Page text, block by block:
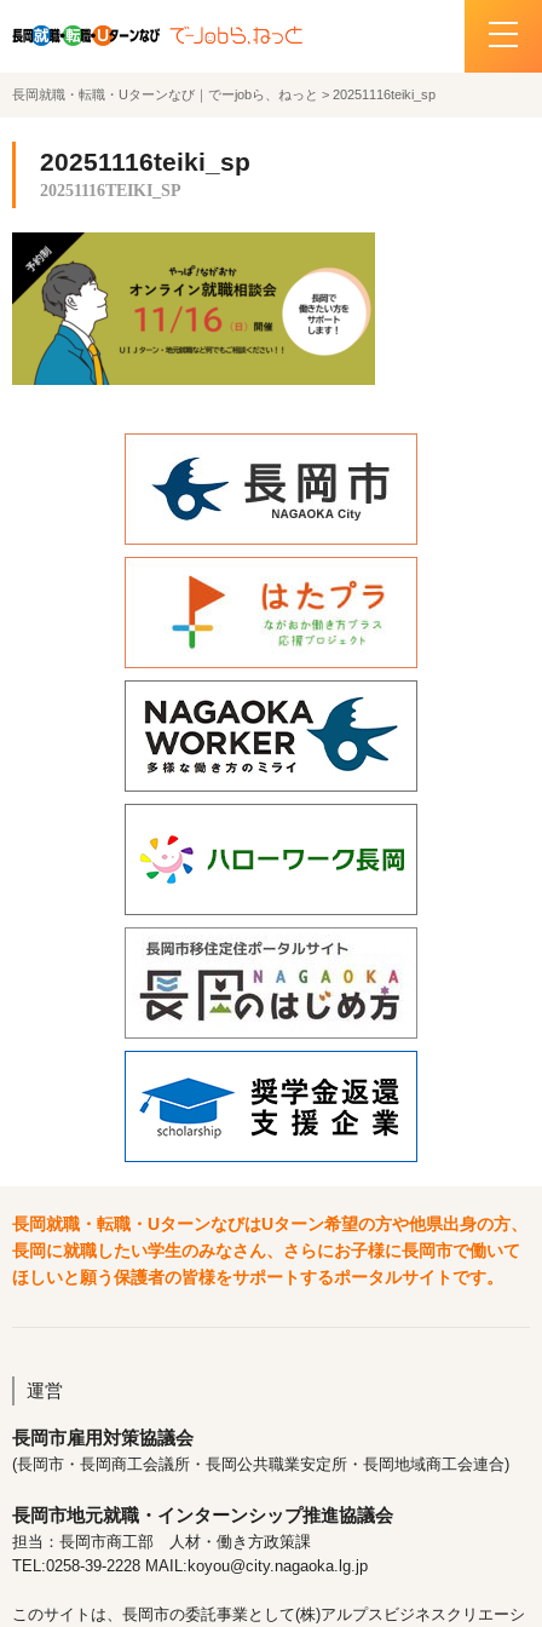
ホーム
イベント情報
企業・求人情報
サポートデスクの紹介
お問い合わせ
関連機関リンク
長岡就職・転職・Uターンなび｜でーjobら、ねっと > 20251116teiki_sp
20251116teiki_sp
20251116TEIKI_SP
長岡就職・転職・UターンなびはUターン希望の方や他県出身の方、
長岡に就職したい学生のみなさん、さらにお子様に長岡市で働いて
ほしいと願う保護者の皆様をサポートするポータルサイトです。
運営
長岡市雇用対策協議会
(長岡市・長岡商工会議所・長岡公共職業安定所・長岡地域商工会連合)
長岡市地元就職・インターンシップ推進協議会
担当：長岡市商工部 人材・働き方政策課
TEL:0258-39-2228 MAIL:koyou@city.nagaoka.lg.jp
このサイトは、長岡市の委託事業として(株)アルプスビジネスクリエーシ